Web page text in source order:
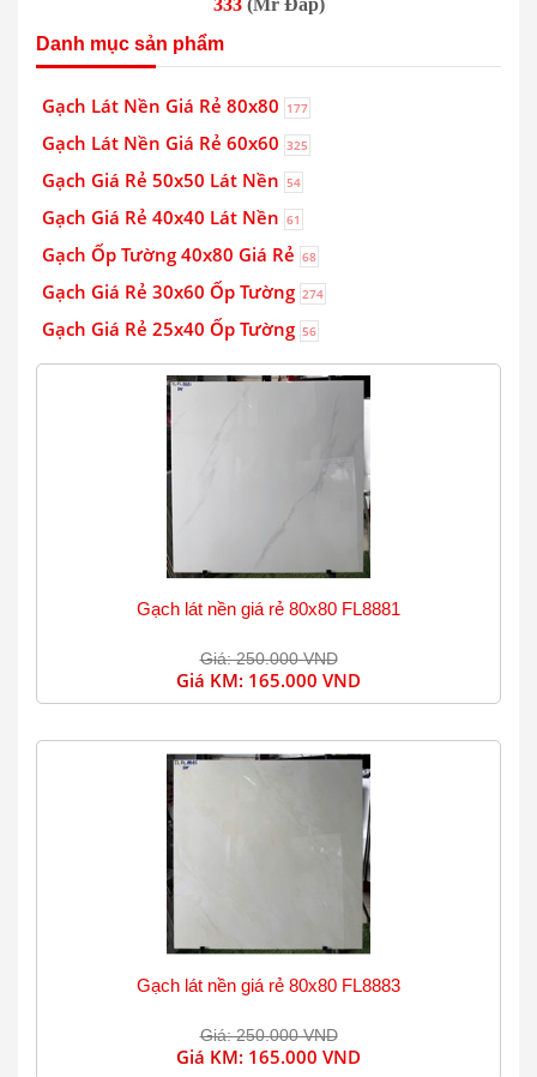
333(Mr Đáp)
Danh mục sản phẩm
Gạch Lát Nền Giá Rẻ 80x80 177
Gạch Lát Nền Giá Rẻ 60x60 325
Gạch Giá Rẻ 50x50 Lát Nền 54
Gạch Giá Rẻ 40x40 Lát Nền 61
Gạch Ốp Tường 40x80 Giá Rẻ 68
Gạch Giá Rẻ 30x60 Ốp Tường 274
Gạch Giá Rẻ 25x40 Ốp Tường 56
Gạch lát nền giá rẻ 80x80 FL8881
Giá: 250.000 VND
Giá KM: 165.000 VND
Gạch lát nền giá rẻ 80x80 FL8883
Giá: 250.000 VND
Giá KM: 165.000 VND